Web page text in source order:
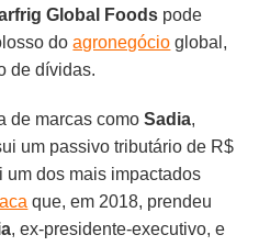
Global Foods pode
doagronegócio global,
de dívidas.
de marcas comoSadia,
um passivo tributário de R$
um dos mais impactados
que, em 2018, prendeu
, ex-presidente-executivo, e